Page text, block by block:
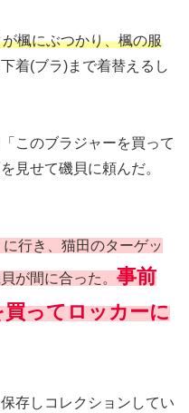
楓にぶつかり、楓の服
着(ブラ)まで着替えるし
このブラジャーを買って
見せて磯貝に頼んだ。
行き、猫田のターゲッ
が間に合った。 事前
ってロッカーに
存しコレクションしてい